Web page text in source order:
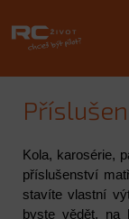
Kola, karosérie,
příslušenství
stavíte vlastní
byste vědět, na